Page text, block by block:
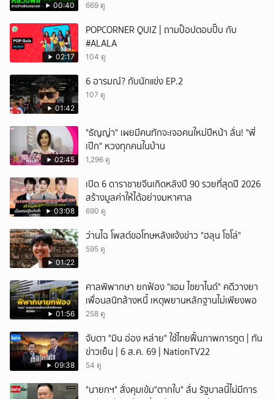
00:40 669 ดู
02:17
POPCORNER QUIZ | ถามป็อปตอบปั๊บ กับ
#ALALA
104 ดู
01:42
6 อารมณ์? กับนักแข่ง EP.2
107 ดู
02:45
"ธัญญ่า" เผยมีคนทักจะเจอคนใหม่ปีหน้า ลั่น! "พี่
เป๊ก" หวงทุกคนในบ้าน
1,296 ดู
03:08
เปิด 6 ดาราชายจีนเกิดหลังปี 90 รวยที่สุดปี 2026
สร้างมูลค่าให้ได้อย่างมหาศาล
690 ดู
01:22
ว่านไฉ โพสต์ขอโทษหลังแจ้งข่าว "ฮลุน โซโล่"
595 ดู
01:56
ศาลพิพากษา ยกฟ้อง "แอม ไซยาไนด์" คดีวางยา
เพื่อนสนิทล้างหนี้ เหตุพยานหลักฐานไม่เพียงพอ
258 ดู
09:38
จับตา "มิน อ่อง หล่าย" ใช้ไทยฟื้นภาพการทูต | ทัน
ข่าวเย็น | 6 ส.ค. 69 | NationTV22
54 ดู
"นายกฯ" สั่งคุมเข้ม"ตากใบ" ลั่น รัฐบาลนี้ไม่มีการ